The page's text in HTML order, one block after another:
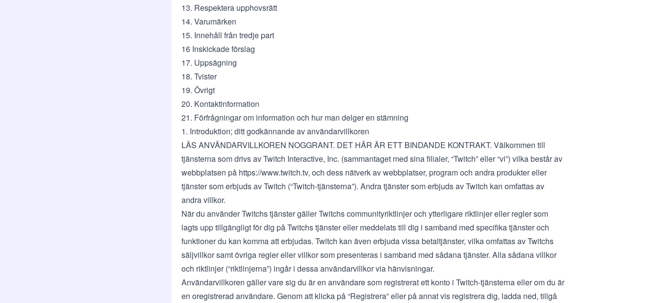
13. Respektera upphovsrätt
14. Varumärken
15. Innehåll från tredje part
16 Inskickade förslag
17. Uppsägning
18. Tvister
19. Övrigt
20. Kontaktinformation
21. Förfrågningar om information och hur man delger en stämning
1. Introduktion; ditt godkännande av användarvillkoren
LÄS ANVÄNDARVILLKOREN NOGGRANT. DET HÄR ÄR ETT BINDANDE KONTRAKT. Välkommen till
tjänsterna som drivs av Twitch Interactive, Inc. (sammantaget med sina filialer, “Twitch” eller “vi”) vilka består av
webbplatsen på https://www.twitch.tv, och dess nätverk av webbplatser, program och andra produkter eller
tjänster som erbjuds av Twitch (“Twitch-tjänsterna”). Andra tjänster som erbjuds av Twitch kan omfattas av
andra villkor.
När du använder Twitchs tjänster gäller Twitchscommunityriktlinjeroch ytterligare riktlinjer eller regler som
lagts upp tillgängligt för dig på Twitchs tjänster eller meddelats till dig i samband med specifika tjänster och
funktioner du kan komma att erbjudas. Twitch kan även erbjuda vissa betaltjänster, vilka omfattas avTwitchs
säljvillkorsamt övriga regler eller villkor som presenteras i samband med sådana tjänster. Alla sådana villkor
och riktlinjer (“riktlinjerna”) ingår i dessa användarvillkor via hänvisningar.
Användarvillkoren gäller vare sig du är en användare som registrerat ett konto i Twitch-tjänsterna eller om du är
en oregistrerad användare. Genom att klicka på “Registrera” eller på annat vis registrera dig, ladda ned, tillgå